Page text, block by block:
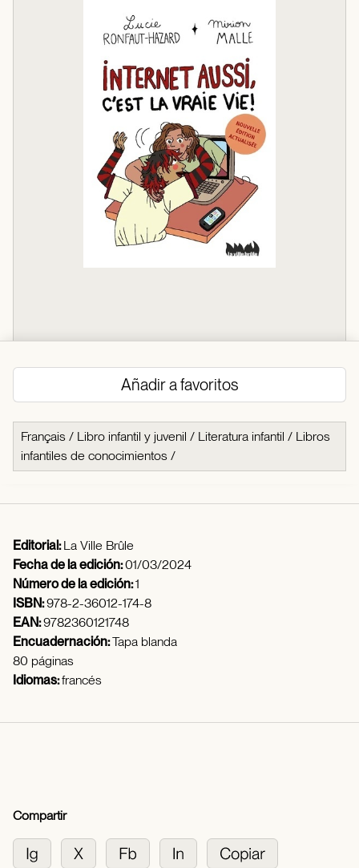
Añadir a favoritos
Français / Libro infantil y juvenil / Literatura infantil / Libros
infantiles de conocimientos /
Editorial:La Ville Brûle
Fecha de la edición:01/03/2024
Número de la edición:1
ISBN:978-2-36012-174-8
EAN:9782360121748
Encuadernación:Tapa blanda
80 páginas
Idiomas:francés
Compartir